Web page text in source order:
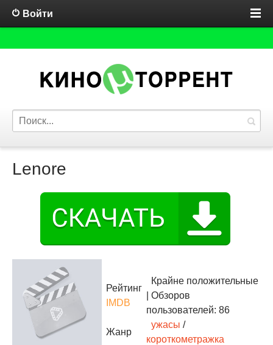
Войти
Lenore
Рейтинг
IMDB
Крайне положительные
| Обзоров
пользователей: 86
Жанр
ужасы /
короткометражка